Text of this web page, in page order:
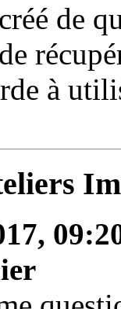
de
à